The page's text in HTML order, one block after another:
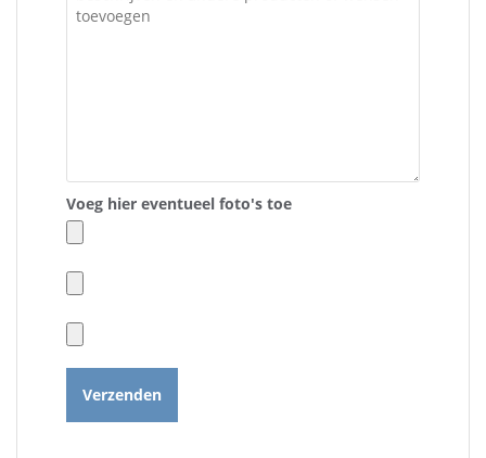
Voeg hier eventueel foto's toe